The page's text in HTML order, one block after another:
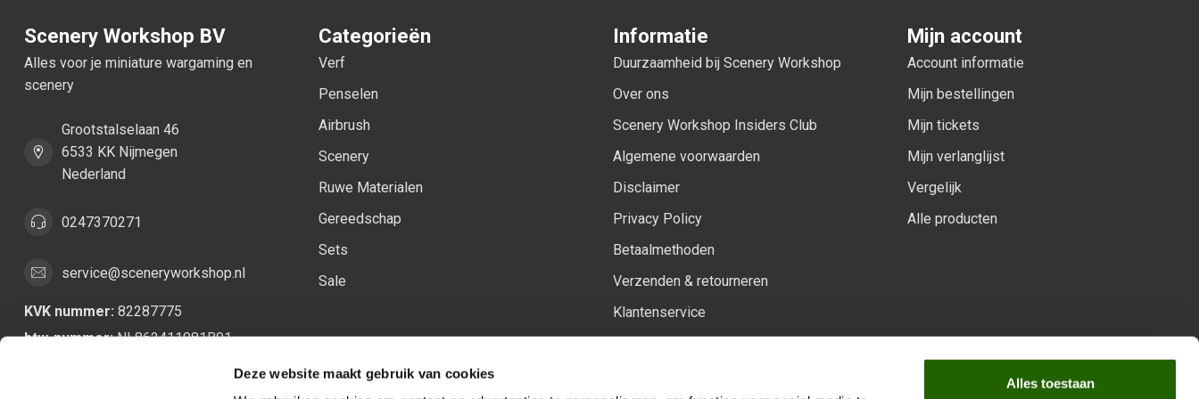
Deze website maakt gebruik van cookies
Alles toestaan
Scenery Workshop BV
Alles voor je miniature wargaming en
scenery
Grootstalselaan 46
6533 KK Nijmegen
Nederland
0247370271
service@sceneryworkshop.nl
KVK nummer: 82287775
btw-nummer:NL862411981B01
Categorieën
Verf
Penselen
Airbrush
Scenery
Ruwe Materialen
Gereedschap
Sets
Sale
Informatie
Duurzaamheid bij Scenery Workshop
Over ons
Scenery Workshop Insiders Club
Algemene voorwaarden
Disclaimer
Privacy Policy
Betaalmethoden
Verzenden & retourneren
Klantenservice
Mijn account
Account informatie
Mijn bestellingen
Mijn tickets
Mijn verlanglijst
Vergelijk
Alle producten